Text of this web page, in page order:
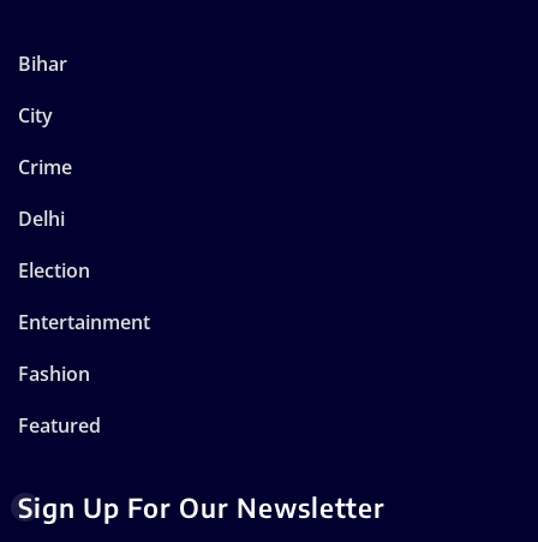
Bihar
City
Crime
Delhi
Election
Entertainment
Fashion
Featured
Sign Up For Our Newsletter